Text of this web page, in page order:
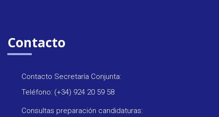
Contacto
Contacto Secretaría Conjunta:
Teléfono: (+34) 924 20 59 58
Consultas preparación candidaturas: